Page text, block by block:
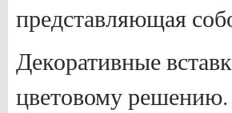
представляющая
Декоративные
цветовому решению.